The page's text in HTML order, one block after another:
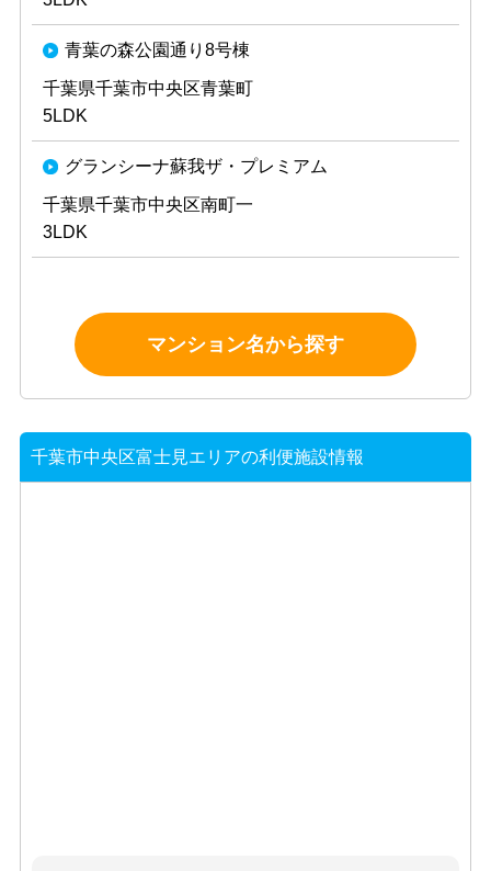
青葉の森公園通り8号棟
千葉県千葉市中央区青葉町
5LDK
グランシーナ蘇我ザ・プレミアム
千葉県千葉市中央区南町一
3LDK
マンション名から探す
千葉市中央区富士見エリアの利便施設情報